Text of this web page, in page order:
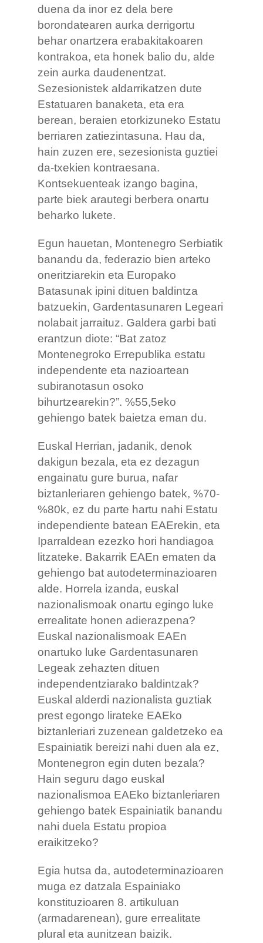
duena da inor ez dela bere
borondatearen aurka derrigortu
behar onartzera erabakitakoaren
kontrakoa, eta honek balio du, alde
zein aurka daudenentzat.
Sezesionistek aldarrikatzen dute
Estatuaren banaketa, eta era
berean, beraien etorkizuneko Estatu
berriaren zatiezintasuna. Hau da,
hain zuzen ere, sezesionista guztiei
da-txekien kontraesana.
Kontsekuenteak izango bagina,
parte biek arautegi berbera onartu
beharko lukete.
Egun hauetan, Montenegro Serbiatik
banandu da, federazio bien arteko
oneritziarekin eta Europako
Batasunak ipini dituen baldintza
batzuekin, Gardentasunaren Legeari
nolabait jarraituz. Galdera garbi bati
erantzun diote: “Bat zatoz
Montenegroko Errepublika estatu
independente eta nazioartean
subiranotasun osoko
bihurtzearekin?”. %55,5eko
gehiengo batek baietza eman du.
Euskal Herrian, jadanik, denok
dakigun bezala, eta ez dezagun
engainatu gure burua, nafar
biztanleriaren gehiengo batek, %70-
%80k, ez du parte hartu nahi Estatu
independiente batean EAErekin, eta
Iparraldean ezezko hori handiagoa
litzateke. Bakarrik EAEn ematen da
gehiengo bat autodeterminazioaren
alde. Horrela izanda, euskal
nazionalismoak onartu egingo luke
errealitate honen adierazpena?
Euskal nazionalismoak EAEn
onartuko luke Gardentasunaren
Legeak zehazten dituen
independentziarako baldintzak?
Euskal alderdi nazionalista guztiak
prest egongo lirateke EAEko
biztanleriari zuzenean galdetzeko ea
Espainiatik bereizi nahi duen ala ez,
Montenegron egin duten bezala?
Hain seguru dago euskal
nazionalismoa EAEko biztanleriaren
gehiengo batek Espainiatik banandu
nahi duela Estatu propioa
eraikitzeko?
Egia hutsa da, autodeterminazioaren
muga ez datzala Espainiako
konstituzioaren 8. artikuluan
(armadarenean), gure errealitate
plural eta aunitzean baizik.